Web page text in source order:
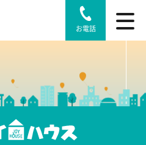
お電話